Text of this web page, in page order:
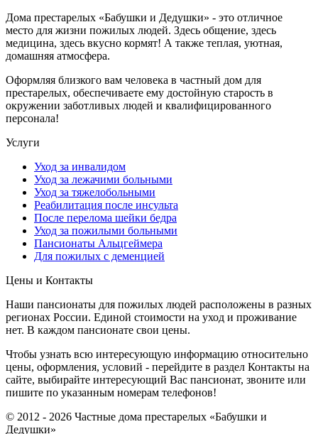
Дома престарелых «Бабушки и Дедушки» - это отличное
место для жизни пожилых людей. Здесь общение, здесь
медицина, здесь вкусно кормят! А также теплая, уютная,
домашняя атмосфера.
Оформляя близкого вам человека в частный дом для
престарелых, обеспечиваете ему достойную старость в
окружении заботливых людей и квалифицированного
персонала!
Услуги
Уход за инвалидом
Уход за лежачими больными
Уход за тяжелобольными
Реабилитация после инсульта
После перелома шейки бедра
Уход за пожилыми больными
Пансионаты Альцгеймера
Для пожилых с деменцией
Цены и Контакты
Наши пансионаты для пожилых людей расположены в разных
регионах России. Единой стоимости на уход и проживание
нет. В каждом пансионате свои цены.
Чтобы узнать всю интересующую информацию относительно
цены, оформления, условий - перейдите в раздел Контакты на
сайте, выбирайте интересующий Вас пансионат, звоните или
пишите по указанным номерам телефонов!
© 2012 - 2026 Частные дома престарелых «Бабушки и
Дедушки»